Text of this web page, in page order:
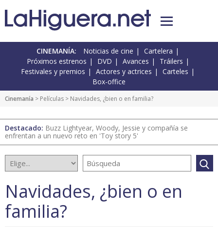
CINEMANÍA: Noticias de cine
Cartelera
Próximos estrenos
DVD Avances
Tráilers
Festivales y premios
Actores y actrices
Carteles
Box-office
Cinemanía > Películas > Navidades, ¿bien o en familia?
Destacado: Buzz Lightyear, Woody, Jessie y compañía se
enfrentan a un nuevo reto en 'Toy story 5'
Navidades, ¿bien o en
familia?